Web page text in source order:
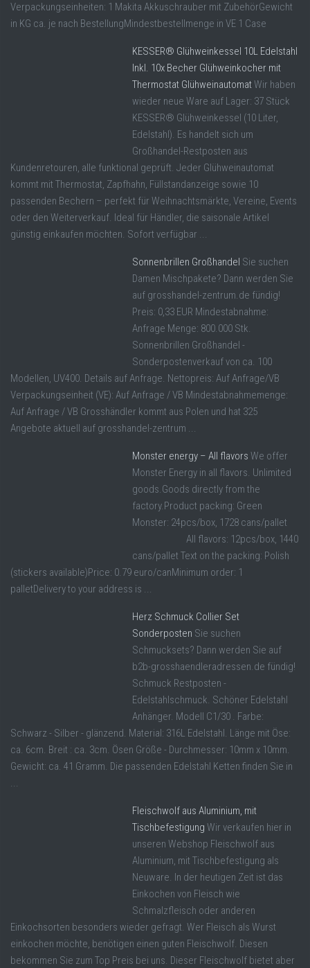
Verpackungseinheiten: 1 Makita Akkuschrauber mit ZubehörGewicht
in KG ca. je nach BestellungMindestbestellmenge in VE 1 Case
KESSER® Glühweinkessel 10L Edelstahl
Inkl. 10x Becher Glühweinkocher mit
Thermostat GlühweinautomatWir haben
wieder neue Ware auf Lager: 37 Stück
KESSER® Glühweinkessel (10 Liter,
Edelstahl). Es handelt sich um
Großhandel-Restposten aus
Kundenretouren, alle funktional geprüft. Jeder Glühweinautomat
kommt mit Thermostat, Zapfhahn, Füllstandanzeige sowie 10
passenden Bechern – perfekt für Weihnachtsmärkte, Vereine, Events
oder den Weiterverkauf. Ideal für Händler, die saisonale Artikel
günstig einkaufen möchten. Sofort verfügbar ...
Sonnenbrillen Großhandel Sie suchen
Damen Mischpakete? Dann werden Sie
auf grosshandel-zentrum.de fündig!
Preis: 0,33 EUR Mindestabnahme:
Anfrage Menge: 800.000 Stk.
Sonnenbrillen Großhandel -
Sonderpostenverkauf von ca. 100
Modellen, UV400. Details auf Anfrage. Nettopreis: Auf Anfrage/VB
Verpackungseinheit (VE): Auf Anfrage / VB Mindestabnahmemenge:
Auf Anfrage / VB Grosshändler kommt aus Polen und hat 325
Angebote aktuell auf grosshandel-zentrum ...
Monster energy – All flavors We offer
Monster Energy in all flavors. Unlimited
goods.Goods directly from the
factory.Product packing: Green
Monster: 24pcs/box, 1728 cans/pallet
All flavors: 12pcs/box, 1440
cans/pallet Text on the packing: Polish
(stickers available)Price: 0.79 euro/canMinimum order: 1
palletDelivery to your address is ...
Herz Schmuck Collier Set
Sonderposten Sie suchen
Schmucksets? Dann werden Sie auf
b2b-grosshaendleradressen.de fündig!
Schmuck Restposten -
Edelstahlschmuck. Schöner Edelstahl
Anhänger. Modell C1/30 . Farbe:
Schwarz - Silber - glänzend. Material: 316L Edelstahl. Länge mit Öse:
ca. 6cm. Breit : ca. 3cm. Ösen Größe - Durchmesser: 10mm x 10mm.
Gewicht: ca. 41 Gramm. Die passenden Edelstahl Ketten finden Sie in
...
Fleischwolf aus Aluminium, mit
Tischbefestigung Wir verkaufen hier in
unseren Webshop Fleischwolf aus
Aluminium, mit Tischbefestigung als
Neuware. In der heutigen Zeit ist das
Einkochen von Fleisch wie
Schmalzfleisch oder anderen
Einkochsorten besonders wieder gefragt. Wer Fleisch als Wurst
einkochen möchte, benötigen einen guten Fleischwolf. Diesen
bekommen Sie zum Top Preis bei uns. Dieser Fleischwolf bietet aber